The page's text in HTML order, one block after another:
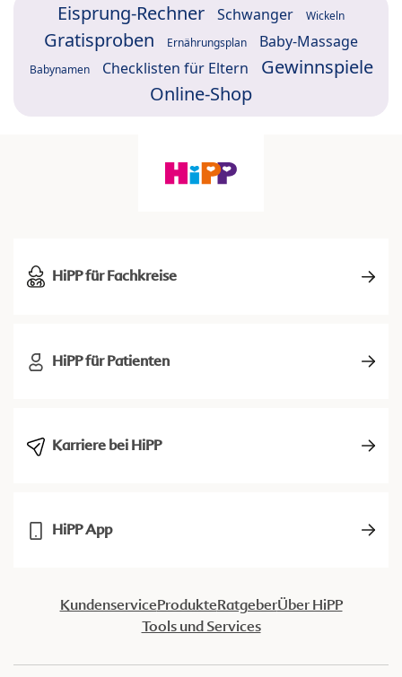
Eisprung-Rechner Schwanger Wickeln
Gratisproben Ernährungsplan Baby-Massage
Babynamen Checklisten für Eltern
Gewinnspiele
Online-Shop
HiPP für Fachkreise
HiPP für Patienten
Karriere bei HiPP
HiPP App
KundenserviceProdukteRatgeberÜber HiPP
Tools und Services